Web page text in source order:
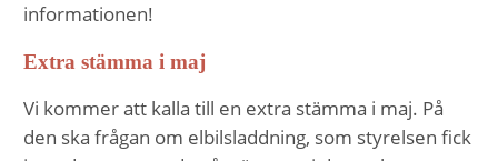
informationen!
Extra stämma i maj
Vi kommer att kalla till en extra stämma i maj. På
den ska frågan om elbilsladdning, som styrelsen fick